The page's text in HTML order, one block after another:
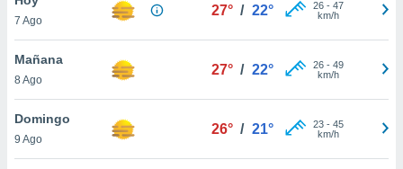
en
más
nuestra
7 Ago
27° / 22° 26- 47
km/h
Mañana
8 Ago
27° / 22° 26- 49
km/h
Domingo
9 Ago
26° / 21° 23- 45
km/h